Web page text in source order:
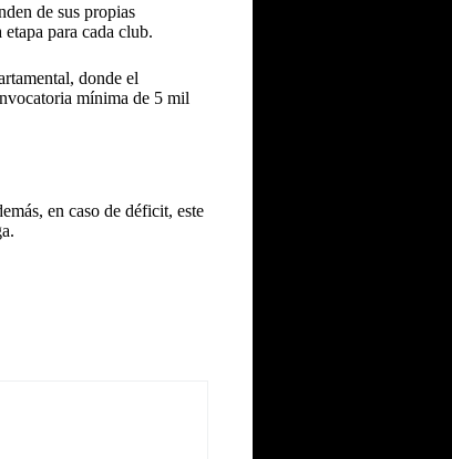
de sus propias
para cada club.
donde el
mínima de 5 mil
en caso de déficit, este